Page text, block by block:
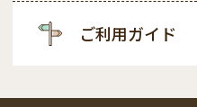
ご利用ガイド